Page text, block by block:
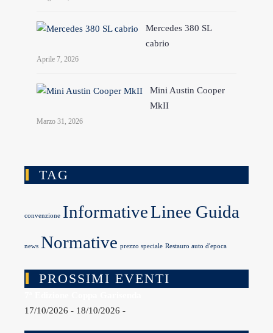
Mercedes 380 SL
cabrio
Aprile 7, 2026
Mini Austin Cooper
MkII
Marzo 31, 2026
TAG
convenzione InformativeLinee Guida
news Normative prezzo speciale Restauro auto d'epoca
PROSSIMI EVENTI
17/10/2026 - 18/10/2026 -